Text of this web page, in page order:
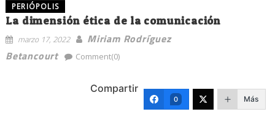
PERIÓPOLIS
La dimensión ética de la comunicación
marzo 17, 2022
Miriam Rodríguez
Betancourt
Comment(0)
Compartir
0 Más